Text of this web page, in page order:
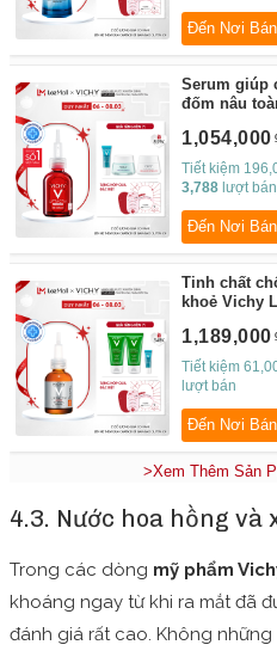
Đến Nơi Bán
Serum giúp
đốm nâu
1,054,000
Tiết kiệm
3,788 lượt bán
Đến Nơi Bán
Tinh chất
khoẻ Vichy
1,189,000
Tiết kiệm
lượt bán
Đến Nơi Bán
>Xem Thêm Sản
4.3. Nước hoa hồng và
Trong các dòng mỹ phẩm
khoáng ngay từ khi ra mắt đã
đánh giá rất cao. Không